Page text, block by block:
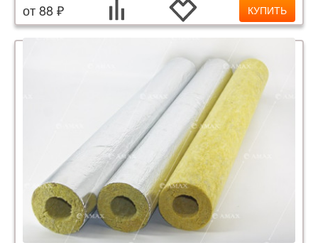
от 88 ₽ КУПИТЬ